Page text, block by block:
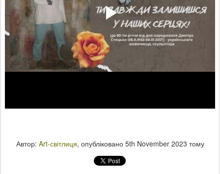
Автор: Art-світлиця, опубліковано 5th November 2023 тому